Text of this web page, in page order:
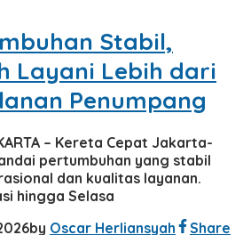
Stabil,
Layani Lebih dari
Penumpang
– Kereta Cepat Jakarta-
pertumbuhan yang stabil
dan kualitas layanan.
hingga Selasa
by Oscar Herliansyah
Share